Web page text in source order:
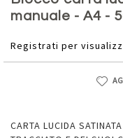
manuale - A4 -
Registrati per
CARTA LUCIDA
della
galleria
immagini